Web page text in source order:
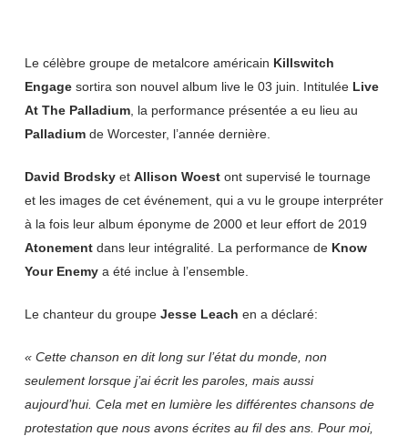
Le célèbre groupe de metalcore américain Killswitch
Engagesortira son nouvel album live le 03 juin. Intitulée Live
At The Palladium, la performance présentée a eu lieu au
Palladiumde Worcester, l’année dernière.
David Brodskyet Allison Woestont supervisé le tournage
et les images de cet événement, qui a vu le groupe interpréter
à la fois leur album éponyme de 2000 et leur effort de 2019
Atonementdans leur intégralité. La performance de Know
Your Enemya été inclue à l’ensemble.
Le chanteur du groupe Jesse Leach en a déclaré:
« Cette chanson en dit long sur l’état du monde, non
seulement lorsque j’ai écrit les paroles, mais aussi
aujourd’hui. Cela met en lumière les différentes chansons de
protestation que nous avons écrites au fil des ans. Pour moi,